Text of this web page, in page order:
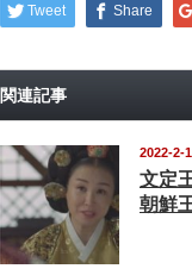
Tweet Share
関連記事
2022-2-
文定
朝鮮